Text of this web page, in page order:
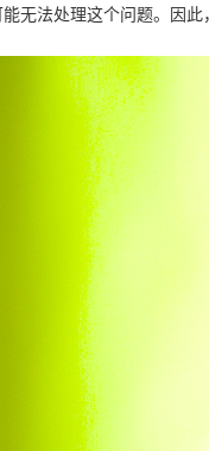
无法处理这个问题。因此